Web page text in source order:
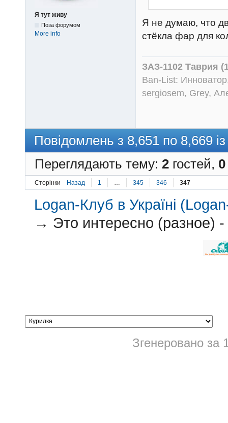
Я тут живу
Поза форумом
More info
Я не думаю, что
стёкла фар для
ЗАЗ-1102 Таврия
Ban-List:
sergiosem, Grey,
Повідомлень з 8,651 по 8,669
Переглядають тему: 2 гостей, 0
Сторінки Назад 1 345 346 347
Logan-Клуб в Україні
→ Это интересно (разное) -
Згенеровано за